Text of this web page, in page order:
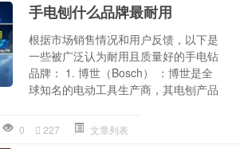
手电刨什么品牌最耐用
根据市场销售情况和用户反馈，以下是
一些被广泛认为耐用且质量好的手电钻
品牌： 1. 博世（Bosch） ：博世是全
球知名的电动工具生产商，其电刨产品
0 227 文章列表